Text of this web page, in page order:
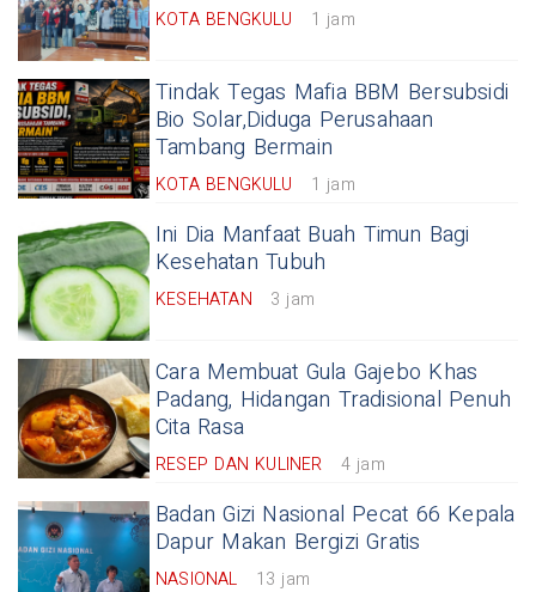
KOTA BENGKULU 1 jam
Tindak Tegas Mafia BBM Bersubsidi
Bio Solar,Diduga Perusahaan
Tambang Bermain
KOTA BENGKULU 1 jam
Ini Dia Manfaat Buah Timun Bagi
Kesehatan Tubuh
KESEHATAN 3 jam
Cara Membuat Gula Gajebo Khas
Padang, Hidangan Tradisional Penuh
Cita Rasa
RESEP DAN KULINER 4 jam
Badan Gizi Nasional Pecat 66 Kepala
Dapur Makan Bergizi Gratis
NASIONAL 13 jam